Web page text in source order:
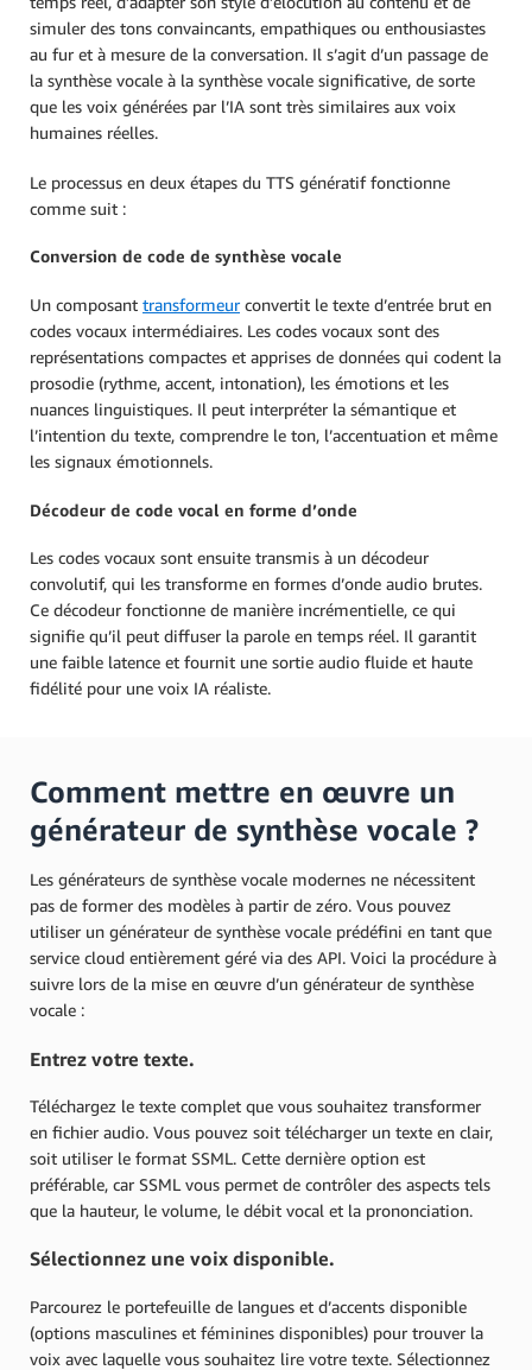
simuler des tons convaincants, empathiques ou enthousiastes
au fur et à mesure de la conversation. Il s’agit d’un passage de
la synthèse vocale à la synthèse vocale significative, de sorte
que les voix générées par l’IA sont très similaires aux voix
humaines réelles.
Le processus en deux étapes du TTS génératif fonctionne
comme suit :
Conversion de code de synthèse vocale
Un composant transformeurconvertit le texte d’entrée brut en
codes vocaux intermédiaires. Les codes vocaux sont des
représentations compactes et apprises de données qui codent la
prosodie (rythme, accent, intonation), les émotions et les
nuances linguistiques. Il peut interpréter la sémantique et
l’intention du texte, comprendre le ton, l’accentuation et même
les signaux émotionnels.
Décodeur de code vocal en forme d’onde
Les codes vocaux sont ensuite transmis à un décodeur
convolutif, qui les transforme en formes d’onde audio brutes.
Ce décodeur fonctionne de manière incrémentielle, ce qui
signifie qu’il peut diffuser la parole en temps réel. Il garantit
une faible latence et fournit une sortie audio fluide et haute
fidélité pour une voix IA réaliste.
Comment mettre en œuvre un
générateur de synthèse vocale ?
Les générateurs de synthèse vocale modernes ne nécessitent
pas de former des modèles à partir de zéro. Vous pouvez
utiliser un générateur de synthèse vocale prédéfini en tant que
service cloud entièrement géré via des API. Voici la procédure à
suivre lors de la mise en œuvre d’un générateur de synthèse
vocale :
Entrez votre texte.
Téléchargez le texte complet que vous souhaitez transformer
en fichier audio. Vous pouvez soit télécharger un texte en clair,
soit utiliser le format SSML. Cette dernière option est
préférable, car SSML vous permet de contrôler des aspects tels
que la hauteur, le volume, le débit vocal et la prononciation.
Sélectionnez une voix disponible.
Parcourez le portefeuille de langues et d’accents disponible
(options masculines et féminines disponibles) pour trouver la
voix avec laquelle vous souhaitez lire votre texte. Sélectionnez